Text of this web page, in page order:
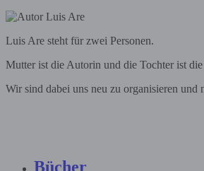
Luis Are steht für zwei Personen.
Mutter ist die Autorin und die Tochter ist
Wir sind dabei uns neu zu organisieren und
Bücher